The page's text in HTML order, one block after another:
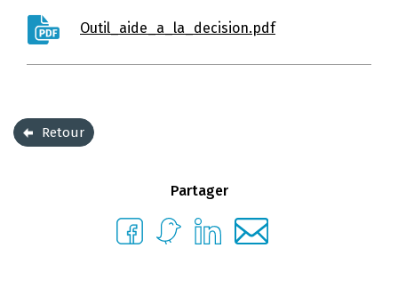
Outil_aide_a_la_decision.pdf
Retour
Partager